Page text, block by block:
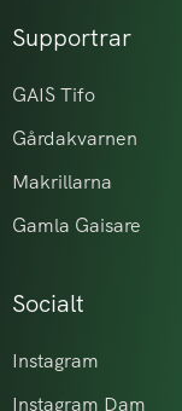
Supportrar
GAIS Tifo
Gårdakvarnen
Makrillarna
Gamla Gaisare
Socialt
Instagram
Instagram Dam